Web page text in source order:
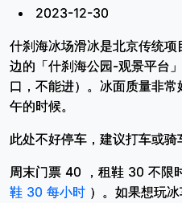
2023-12-30
什刹海冰场滑冰是北京传统
边的「什刹海公园-观景平台
口，不能进）。冰面质量非
午的时候。
此处不好停车，建议打车或骑
周末门票 40 ，租鞋 30 不限
鞋 30 每小时 ）。如果想玩